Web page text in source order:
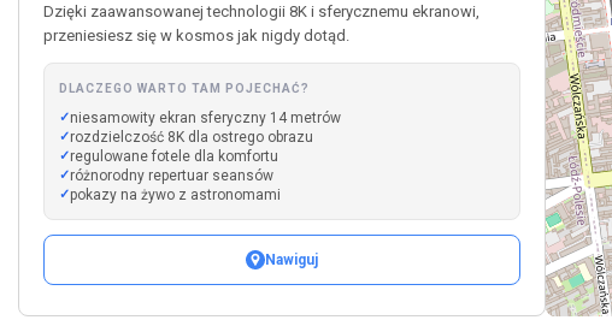
Dzięki zaawansowanej technologii 8K i sferycznemu ekranowi,
przeniesiesz się w kosmos jak nigdy dotąd.
DLACZEGO WARTO TAM POJECHAĆ?
niesamowity ekran sferyczny 14 metrów
rozdzielczość 8K dla ostrego obrazu
regulowane fotele dla komfortu
różnorodny repertuar seansów
pokazy na żywo z astronomami
Nawiguj